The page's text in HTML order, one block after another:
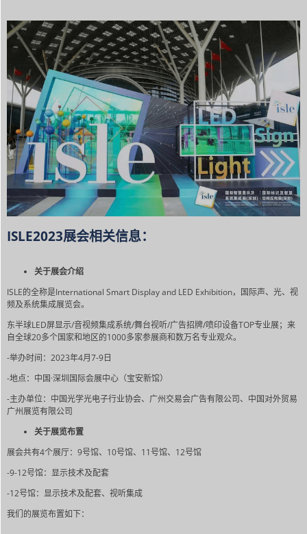
ISLE2023展会相关信息：
关于展会介绍
ISLE的全称是International Smart Display and LED Exhibition，国际声、光、视
频及系统集成展览会。
东半球LED屏显示/音视频集成系统/舞台视听/广告招牌/喷印设备TOP专业展；来
自全球20多个国家和地区的1000多家参展商和数万名专业观众。
-举办时间：2023年4月7-9日
-地点：中国·深圳国际会展中心（宝安新馆）
-主办单位：中国光学光电子行业协会、广州交易会广告有限公司、中国对外贸易
广州展览有限公司
关于展览布置
展会共有4个展厅：9号馆、10号馆、11号馆、12号馆
-9-12号馆：显示技术及配套
-12号馆：显示技术及配套、视听集成
我们的展览布置如下：